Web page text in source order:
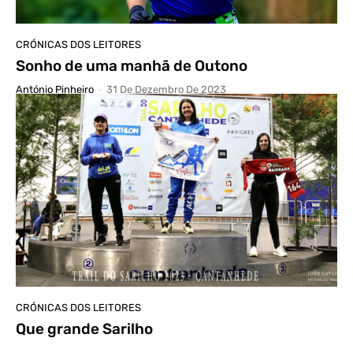
CRÓNICAS DOS LEITORES
Sonho de uma manhã de Outono
António Pinheiro - 31 De Dezembro De 2023
CRÓNICAS DOS LEITORES
Que grande Sarilho